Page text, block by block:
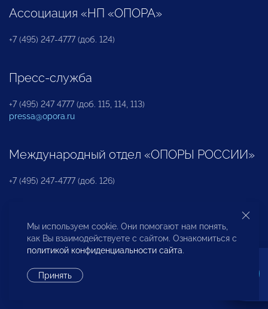
Ассоциация «НП «ОПОРА»
+7 (495) 247-4777 (доб. 124)
Пресс-служба
+7 (495) 247 4777 (доб. 115, 114, 113)
pressa@opora.ru
Международный отдел «ОПОРЫ РОССИИ»
+7 (495) 247-4777 (доб. 126)
Бюро по защите прав предпринимателей и
инвесторов
Мы используем cookie. Они помогают нам понять,
как Вы взаимодействуете с сайтом. Ознакомиться с
политикой конфиденциальности сайта.
Принять